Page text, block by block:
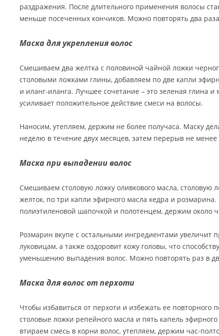
раздражения. После длительного применения волосы
меньше посеченных кончиков. Можно повторять два
Маска для укрепления волос
Смешиваем два желтка с половиной чайной ложки
столовыми ложками глины, добавляем по две капли
и иланг-иланга. Лучшее сочетание – это зеленая глина
усиливает положительное действие смеси на волосы.
Наносим, утепляем, держим не более получаса. Маску
неделю в течение двух месяцев, затем перерыв не
Маска при выпадении волос
Смешиваем столовую ложку оливкового масла, столовую
желток, по три капли эфирного масла кедра и
полиэтиленовой шапочкой и полотенцем, держим около
Розмарин вкупе с остальными ингредиентами увеличит
луковицам, а также оздоровит кожу головы, что
уменьшению выпадения волос. Можно повторять раз в
Маска для волос от перхоти
Чтобы избавиться от перхоти и избежать ее повторного
столовые ложки репейного масла и пять капель
втираем смесь в корни волос, утепляем, держим час-